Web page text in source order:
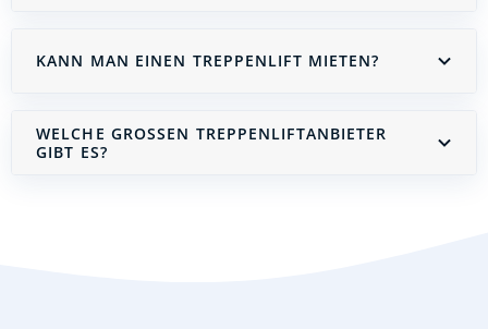
KANN MAN EINEN TREPPENLIFT MIETEN?
WELCHE GROSSEN TREPPENLIFTANBIETER G
IBT ES?